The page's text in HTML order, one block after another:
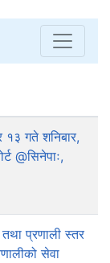
१३ गते शनिबार,
@सिनेपाः,
प्रणाली स्तर
सेवा